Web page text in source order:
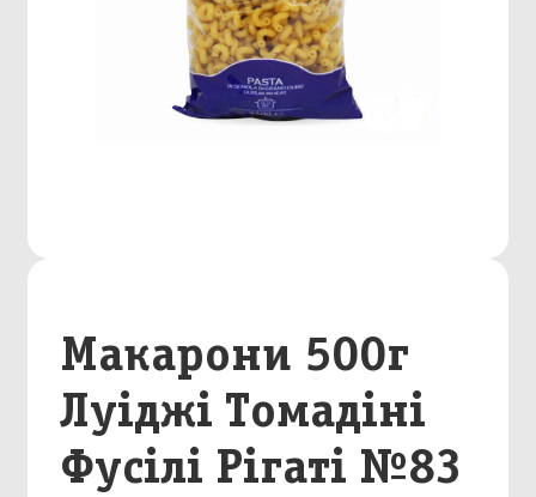
Макарони 500г
Луіджі Томадіні
Фусілі Рігаті №83